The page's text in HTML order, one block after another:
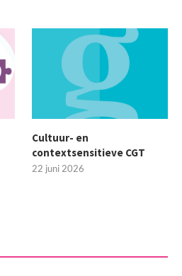
Cultuur- en
contextsensitieve CGT
22 juni 2026